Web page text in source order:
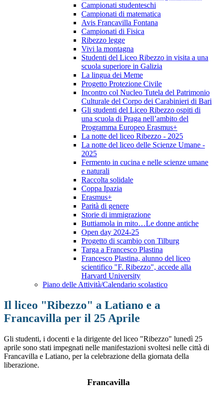
Campionati studenteschi
Campionati di matematica
Avis Francavilla Fontana
Campionati di Fisica
Ribezzo legge
Vivi la montagna
Studenti del Liceo Ribezzo in visita a una
scuola superiore in Galizia
La lingua dei Meme
Progetto Protezione Civile
Incontro col Nucleo Tutela del Patrimonio
Culturale del Corpo dei Carabinieri di Bari
Gli studenti del Liceo Ribezzo ospiti di
una scuola di Praga nell’ambito del
Programma Europeo Erasmus+
La notte del liceo Ribezzo - 2025
La notte del liceo delle Scienze Umane -
2025
Fermento in cucina e nelle scienze umane
e naturali
Raccolta solidale
Coppa Ipazia
Erasmus+
Parità di genere
Storie di immigrazione
Buttiamola in mito…Le donne antiche
Open day 2024-25
Progetto di scambio con Tilburg
Targa a Francesco Plastina
Francesco Plastina, alunno del liceo
scientifico "F. Ribezzo", accede alla
Harvard University
Piano delle Attività/Calendario scolastico
Il liceo "Ribezzo" a Latiano e a
Francavilla per il 25 Aprile
Gli studenti, i docenti e la dirigente del liceo "Ribezzo" lunedì 25
aprile sono stati impegnati nelle manifestazioni svoltesi nelle città di
Francavilla e Latiano, per la celebrazione della giornata della
liberazione.
Francavilla